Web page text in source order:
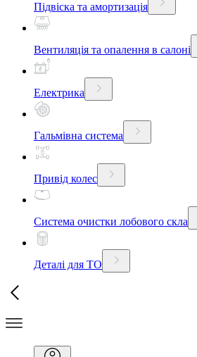
Підвіска та амортизація
Вентиляція та опалення в салоні
Електрика
Гальмівна система
Привід колес
Система очистки лобового скла
Деталі для ТО